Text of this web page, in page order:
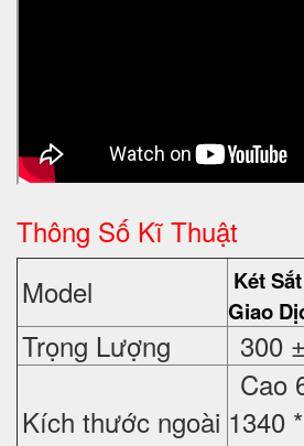
Thông Số Kĩ Thuật
Model
Két
Giao
Trọng Lượng
300
Kích thước ngoài
Cao
1340